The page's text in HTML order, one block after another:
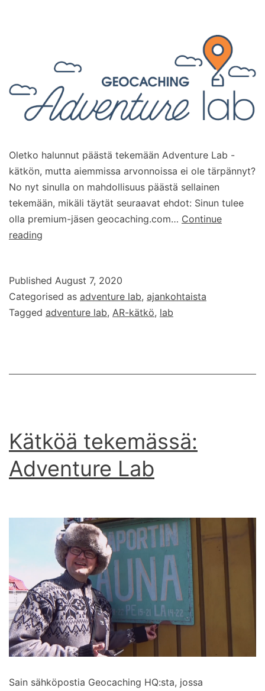
Oletko halunnut päästä tekemään Adventure Lab -
kätkön, mutta aiemmissa arvonnoissa ei ole tärpännyt?
No nyt sinulla on mahdollisuus päästä sellainen
tekemään, mikäli täytät seuraavat ehdot: Sinun tulee
olla premium-jäsen geocaching.com… Continue
reading
kätkön?
Published August 7, 2020
Categorised as adventure lab, ajankohtaista
Tagged adventure lab, AR-kätkö, lab
Kätköä tekemässä:
Adventure Lab
Sain sähköpostia Geocaching HQ:sta, jossa